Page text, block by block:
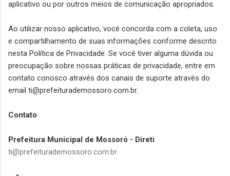
aplicativo ou por outros meios de comunicação apropriados.
Ao utilizar nosso aplicativo, você concorda com a coleta, uso
e compartilhamento de suas informações conforme descrito
nesta Política de Privacidade. Se você tiver alguma dúvida ou
preocupação sobre nossas práticas de privacidade, entre em
contato conosco através dos canais de suporte através do
email ti@prefeiturademossoro.com.br.
Contato
Prefeitura Municipal de Mossoró - Direti
ti@prefeiturademossoro.com.br